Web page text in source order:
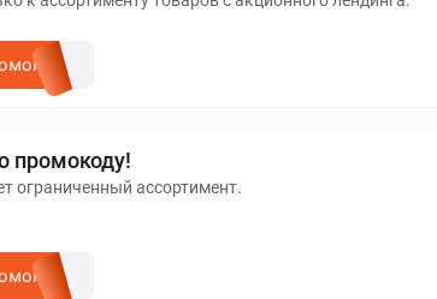
промокоду!
ограниченный ассортимент.